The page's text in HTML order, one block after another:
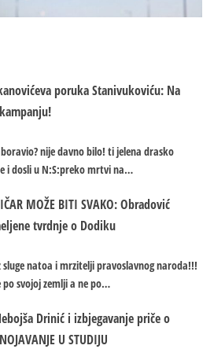
poruka Stanivukoviću: Na
nije davno bilo! ti jelena drasko
i dosli u N:S:preko mrtvi na…
MOŽE BITI SVAKO: Obradović
tvrdnje o Dodiku
sluge natoa i mrzitelji pravoslavnog naroda!!!
svojoj zemlji a ne po…
Drinić i izbjegavanje priče o
U STUDIJU